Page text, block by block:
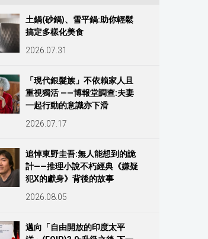
土鍋(砂鍋)、雪平鍋:助你輕鬆
搞定多樣化美食
2026.07.31
「現代銀髮族」不依賴家人且
重視獨活 ——博報堂調查:夫妻
一起行動的意識亦下滑
2026.07.17
追悼東野圭吾:無人能想到的詭
計——推理小說不朽經典《嫌疑
犯X的獻身》背後的故事
2026.08.05
邁向「自由開放的印度太平